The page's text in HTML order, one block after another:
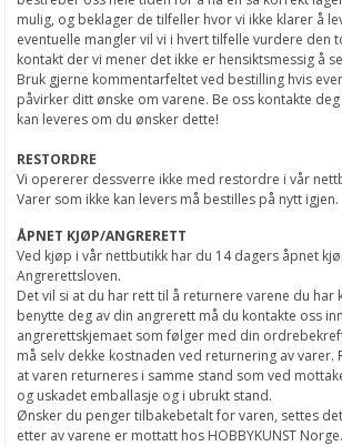
mulig, og beklager de tilfeller hvor vi ikke klarer å
eventuelle mangler vil vi i hvert tilfelle vurdere den
kontakt der vi mener det ikke er hensiktsmessig å
Bruk gjerne kommentarfeltet ved bestilling hvis
påvirker ditt ønske om varene. Be oss kontakte
kan leveres om du ønsker dette!
RESTORDRE
Vi opererer dessverre ikke med restordre i vår
Varer som ikke kan levers må bestilles på nytt igjen.
ÅPNET KJØP/ANGRERETT
Ved kjøp i vår nettbutikk har du 14 dagers åpnet
Angrerettsloven.
Det vil si at du har rett til å returnere varene du har
benytte deg av din angrerett må du kontakte oss
angrerettskjemaet som følger med din
må selv dekke kostnaden ved returnering av
at varen returneres i samme stand som ved
og uskadet emballasje og i ubrukt stand.
Ønsker du penger tilbakebetalt for varen, settes
etter av varene er mottatt hos HOBBYKUNST Norge.